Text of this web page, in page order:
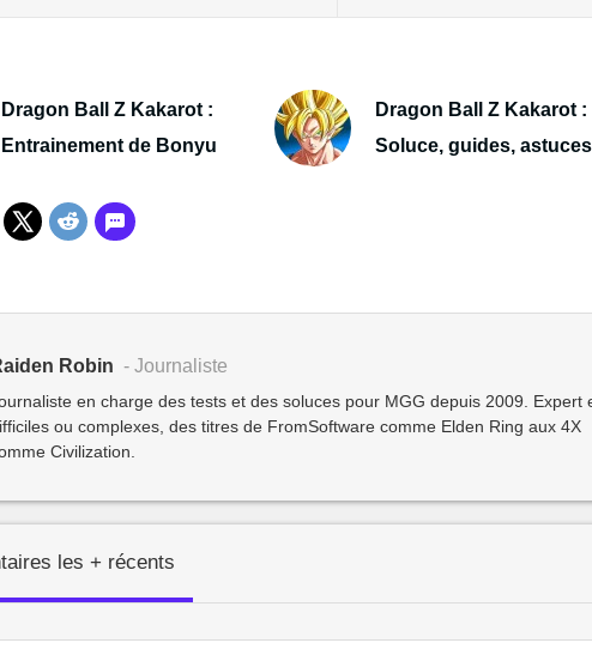
Dragon Ball Z Kakarot :
Entrainement de Bonyu
Dragon Ball Z Kakarot :
Soluce, guides, astuces
Robin - Journaliste
en charge des tests et des soluces pour MGG depuis 2009. Expert
ou complexes, des titres de FromSoftware comme Elden Ring aux 4X
Civilization.
les + récents